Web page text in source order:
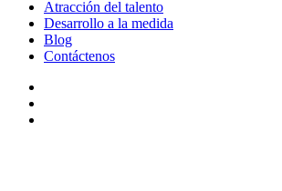
Atracción del talento
Desarrollo a la medida
Blog
Contáctenos